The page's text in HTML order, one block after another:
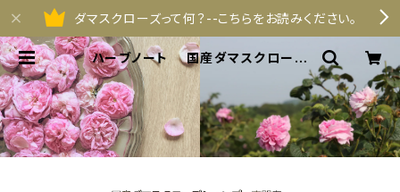
ダマスクローズって何？--こちらをお読みください。
ハーブノート 国産ダマスクローズ
シャンプー専門店